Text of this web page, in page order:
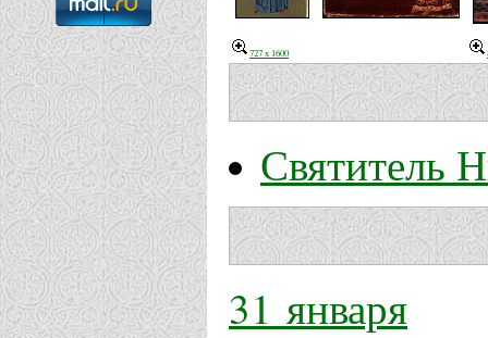
727 x 1600
Святитель
31 января